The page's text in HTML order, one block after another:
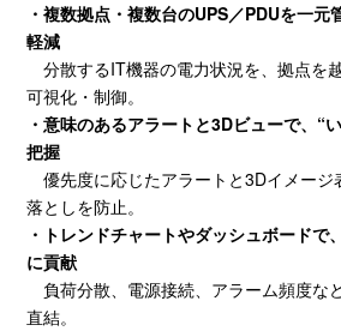
・複数拠点・複数台のUPS／PDUを一元
軽減
分散するIT機器の電力状況を、拠点を
可視化・制御。
・意味のあるアラートと3Dビューで、 “
把握
優先度に応じたアラートと3Dイメージ
落としを防止。
・トレンドチャートやダッシュボードで
に貢献
負荷分散、電源接続、アラーム頻度な
直結。